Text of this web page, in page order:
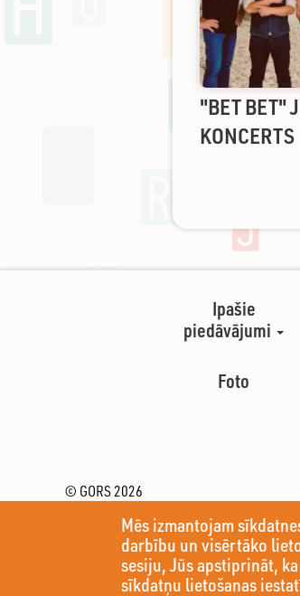
Mēs izmantojam
darbību un visērtāko
sesiju, Jūs apstiprināt,
sīkdatņu lietošanas
"BET BET"
KONCERTS
Ipašie
piedāvājumi
Foto
© GORS 2026
Rēzekne, LV-4601 (Latvija)
Tel.: (+371) 64633303
koncertzale@rezekne.lv